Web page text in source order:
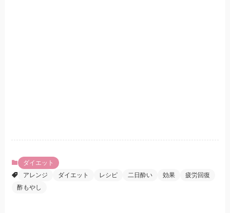
ダイエット
アレンジ
ダイエット レシピ 二日酔い 効果
疲労回復
酢もやし